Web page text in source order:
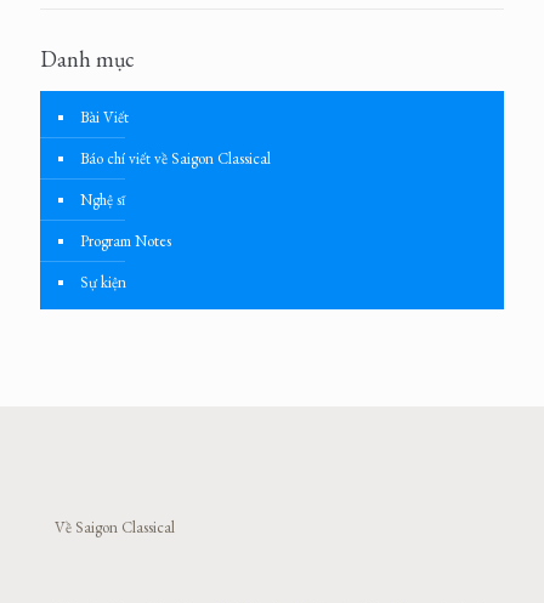
Danh mục
Bài Viết
Báo chí viết về Saigon Classical
Nghệ sĩ
Program Notes
Sự kiện
Về Saigon Classical